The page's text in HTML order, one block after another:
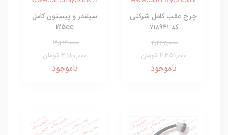
چرخ عقب کامل شرکتی
کد ۷۱۸۹۴۱
4,468,000
4,351,000 تومان
ناموجود
سیلندر و پیستون کامل
125cc
3,414,000
3,180,000 تومان
ناموجود